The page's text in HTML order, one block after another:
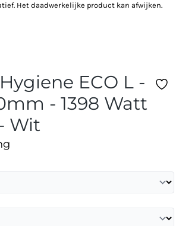
Het daadwerkelijke product kan afwijken.
ECO L -
- 1398 Watt
Wit